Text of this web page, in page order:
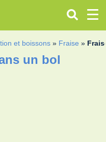
et boissons » Fraise »
un bol